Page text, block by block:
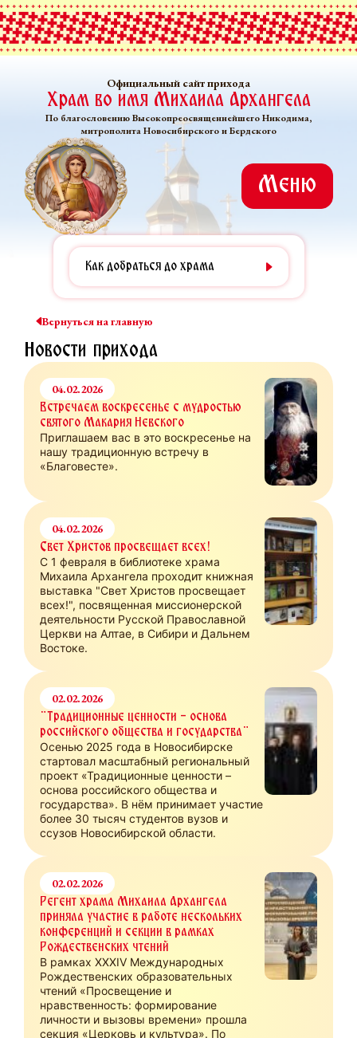
Официальный сайт прихода
Храм во имя Михаила Архангела
По благословению Высокопреосвященнейшего Никодима,
митрополита Новосибирского и Бердского
Меню
Как добраться до храма
Вернуться на главную
Новости прихода
04.02.2026
Встречаем воскресенье с мудростью
святого Макария Невского
Приглашаем вас в это воскресенье на
нашу традиционную встречу в
«Благовесте».
04.02.2026
Свет Христов просвещает всех!
С 1 февраля в библиотеке храма
Михаила Архангела проходит книжная
выставка "Свет Христов просвещает
всех!", посвященная миссионерской
деятельности Русской Православной
Церкви на Алтае, в Сибири и Дальнем
Востоке.
02.02.2026
"Традиционные ценности - основа
российского общества и государства"
Осенью 2025 года в Новосибирске
стартовал масштабный региональный
проект «Традиционные ценности –
основа российского общества и
государства». В нём принимает участие
более 30 тысяч студентов вузов и
ссузов Новосибирской области.
02.02.2026
Регент храма Михаила Архангела
приняла участие в работе нескольких
конференций и секции в рамках
Рождественских чтений
В рамках XXXIV Международных
Рождественских образовательных
чтений «Просвещение и
нравственность: формирование
личности и вызовы времени» прошла
секция «Церковь и культура». По